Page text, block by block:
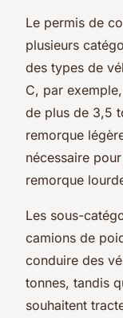
Le permis de
plusieurs
des types de
C, par
de plus de 3,5
remorque
nécessaire
remorque
Les sous-
camions de
conduire des
tonnes, tandis
souhaitent